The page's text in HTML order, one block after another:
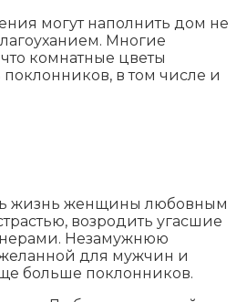
могут наполнить дом не
Многие
комнатные цветы
в том числе и
жизнь женщины любовным
возродить угасшие
Незамужнюю
для мужчин и
больше поклонников.